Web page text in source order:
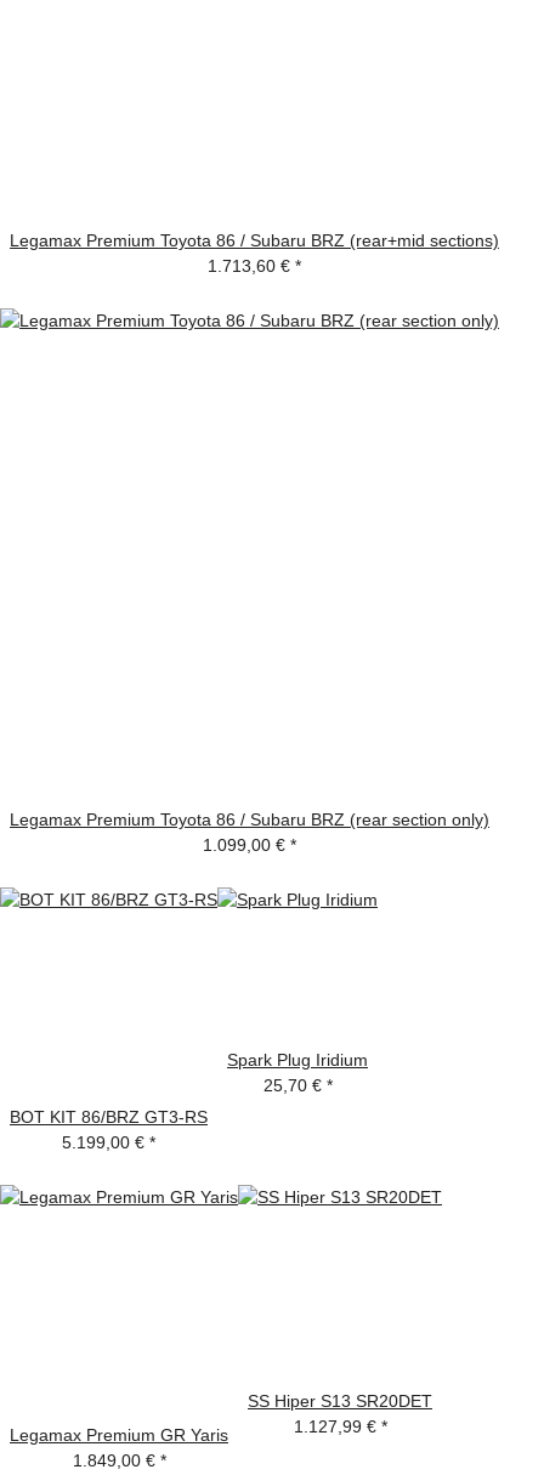
Legamax Premium Toyota 86 / Subaru BRZ (rear+mid sections)
1.713,60 € *
Legamax Premium Toyota 86 / Subaru BRZ (rear section only)
1.099,00 € *
BOT KIT 86/BRZ GT3-RS
5.199,00 € *
Spark Plug Iridium
25,70 € *
Legamax Premium GR Yaris
1.849,00 € *
SS Hiper S13 SR20DET
1.127,99 € *